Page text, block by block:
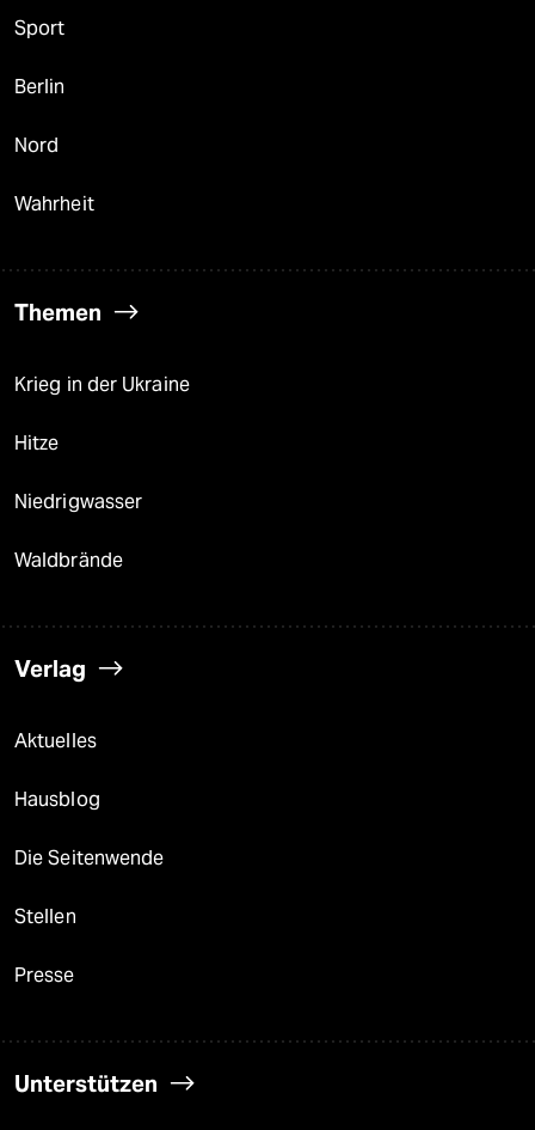
Sport
Berlin
Nord
Wahrheit
Themen
Krieg in der Ukraine
Hitze
Niedrigwasser
Waldbrände
Verlag
Aktuelles
Hausblog
Die Seitenwende
Stellen
Presse
Unterstützen